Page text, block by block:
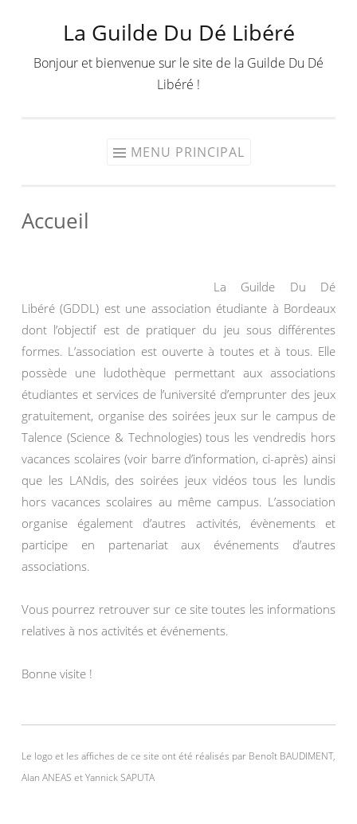
contenu
La Guilde Du Dé Libéré
Bonjour et bienvenue sur le site de la Guilde Du Dé
Libéré !
MENU PRINCIPAL
Accueil
La Guilde Du Dé
Libéré (GDDL) est une association étudiante à Bordeaux
dont l’objectif est de pratiquer du jeu sous différentes
formes. L’association est ouverte à toutes et à tous. Elle
possède une ludothèque permettant aux associations
étudiantes et services de l’université d’emprunter des jeux
gratuitement, organise des soirées jeux sur le campus de
Talence (Science & Technologies) tous les vendredis hors
vacances scolaires (voir barre d’information, ci-après) ainsi
que les LANdis, des soirées jeux vidéos tous les lundis
hors vacances scolaires au même campus. L’association
organise également d’autres activités, évènements et
participe en partenariat aux événements d’autres
associations.
Vous pourrez retrouver sur ce site toutes les informations
relatives à nos activités et événements.
Bonne visite !
Le logo et les affiches de ce site ont été réalisés par Benoît BAUDIMENT,
Alan ANEAS et Yannick SAPUTA